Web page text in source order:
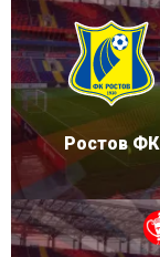
Ростов ФК